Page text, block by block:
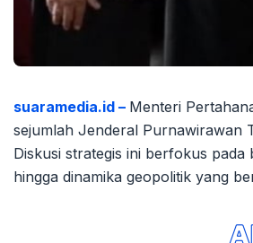
suaramedia.id – Menteri
sejumlah Jenderal Purnawirawan
Diskusi strategis ini berfokus
hingga dinamika geopolitik yang